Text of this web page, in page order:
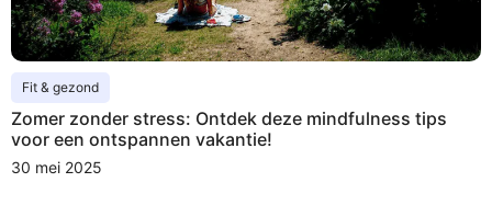
Fit & gezond
Zomer zonder stress: Ontdek deze mindfulness tips
voor een ontspannen vakantie!
30 mei 2025